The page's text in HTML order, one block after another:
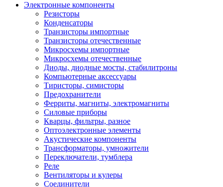
Электронные компоненты
Резисторы
Конденсаторы
Транзисторы импортные
Транзисторы отечественные
Микросхемы импортные
Микросхемы отечественные
Диоды, диодные мосты, стабилитроны
Компьютерные аксессуары
Тиристоры, симисторы
Предохранители
Ферриты, магниты, электромагниты
Силовые приборы
Кварцы, фильтры, разное
Оптоэлектронные элементы
Акустические компоненты
Трансформаторы, умножители
Переключатели, тумблера
Реле
Вентиляторы и кулеры
Соединители